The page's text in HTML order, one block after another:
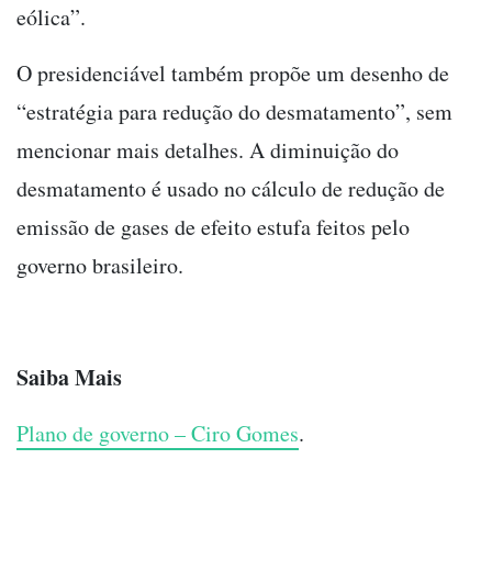
eólica”.
O presidenciável também propõe um desenho de
“estratégia para redução do desmatamento”, sem
mencionar mais detalhes. A diminuição do
desmatamento é usado no cálculo de redução de
emissão de gases de efeito estufa feitos pelo
governo brasileiro.
Saiba Mais
Plano de governo – Ciro Gomes.